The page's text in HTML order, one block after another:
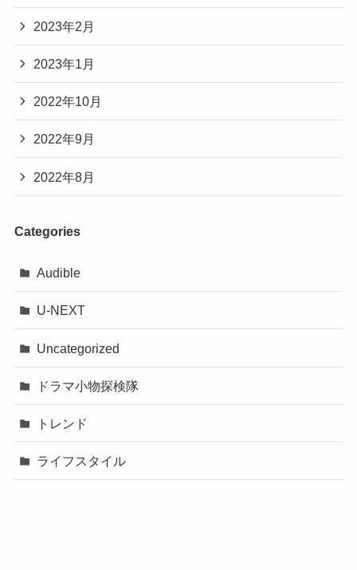
2023年2月
2023年1月
2022年10月
2022年9月
2022年8月
Categories
Audible
U-NEXT
Uncategorized
ドラマ小物探検隊
トレンド
ライフスタイル